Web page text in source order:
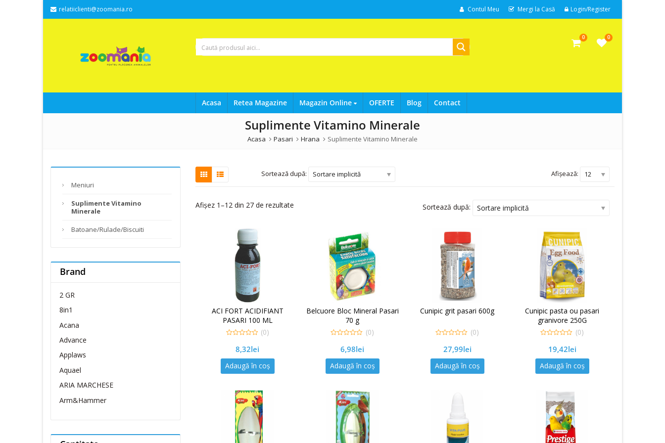
relatiiclienti@zoomania.ro Contul Meu Mergi la Casă Login/Register
0
0
Acasa Retea Magazine Magazin Online OFERTE Blog Contact
Suplimente Vitamino Minerale
Acasa Pasari Hrana Suplimente Vitamino Minerale
Sortează după: Sortare implicită Afișează: 12
Sortează după: Sortare implicită
Afișez 1–12 din 27 de rezultate
ACI FORT ACIDIFIANT
PASARI 100 ML
5
(0)
8,32lei
Adaugă în coș
Belcuore Bloc Mineral Pasari
70 g
5
(0)
6,98lei
Adaugă în coș
Cunipic grit pasari 600g
5
(0)
27,99lei
Adaugă în coș
Cunipic pasta ou pasari
granivore 250G
5
(0)
19,42lei
Adaugă în coș
Meniuri
Suplimente Vitamino
Minerale
Batoane/Rulade/Biscuiti
Brand
2 GR
8in1
Acana
Advance
Applaws
Aquael
ARIA MARCHESE
Arm&Hammer